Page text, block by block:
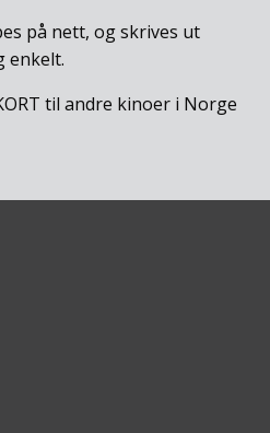
på nett, og skrives ut
enkelt.
til andre kinoer i Norge